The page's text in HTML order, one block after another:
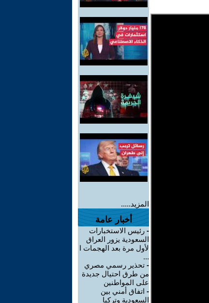
المزيد.....
أخبار عامة
- رئيس الاستخبارات
السعودية يزور العراق
لأول مرة بعد الهجمات ا
...
- تحذير رسمي مصري
من طرق احتيال جديدة
على المواطنين
- اتفاق أمني بين
السعودية وتركيا